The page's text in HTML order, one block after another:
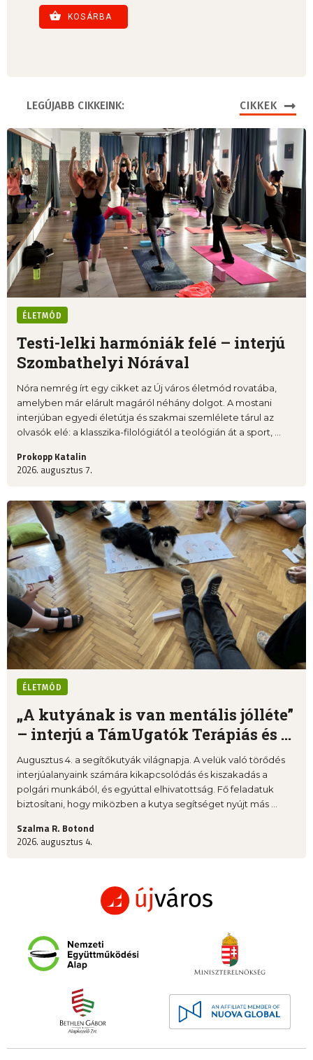
KOSÁRBA
LEGÚJABB CIKKEINK: CIKKEK
ÉLETMÓD
Testi-lelki harmóniák felé – interjú
Szombathelyi Nórával
Nóra nemrég írt egy cikket az Új város életmód rovatába,
amelyben már elárult magáról néhány dolgot. A mostani
interjúban egyedi életútja és szakmai szemlélete tárul az
olvasók elé: a klasszika-filológiától a teológián át a sport, ...
Prokopp Katalin
2026. augusztus 7.
ÉLETMÓD
„A kutyának is van mentális jólléte”
– interjú a TámUgatók Terápiás és ...
Augusztus 4. a segítőkutyák világnapja. A velük való törődés
interjúalanyaink számára kikapcsolódás és kiszakadás a
polgári munkából, és egyúttal elhivatottság. Fő feladatuk
biztosítani, hogy miközben a kutya segítséget nyújt más ...
Szalma R. Botond
2026. augusztus 4.